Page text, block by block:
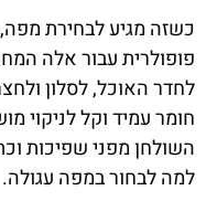
פופולרית עבור אלה
חומר עמיד וקל לניקוי
השולחן מפני שפיכות
למה לבחור במפה עגולה.